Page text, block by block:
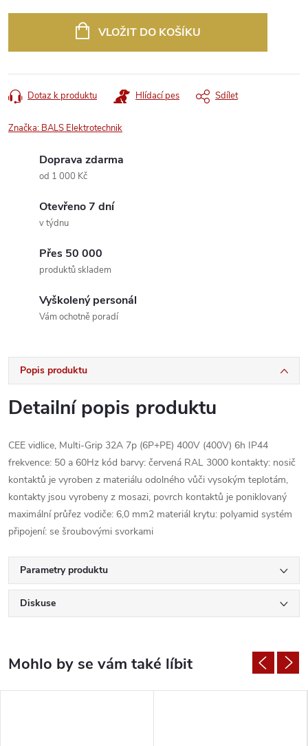
VLOŽIT DO KOŠÍKU
Dotaz k produktu Hlídací pes Sdílet
Značka: BALS Elektrotechnik
Doprava zdarma
od 1 000 Kč
Otevřeno 7 dní
v týdnu
Přes 50 000
produktů skladem
Vyškolený personál
Vám ochotně poradí
Popis produktu
Detailní popis produktu
CEE vidlice, Multi-Grip 32A 7p (6P+PE) 400V (400V) 6h IP44
frekvence: 50 a 60Hz kód barvy: červená RAL 3000 kontakty: nosič
kontaktů je vyroben z materiálu odolného vůči vysokým teplotám,
kontakty jsou vyrobeny z mosazi, povrch kontaktů je poniklovaný
maximální průřez vodiče: 6,0 mm2 materiál krytu: polyamid systém
připojení: se šroubovými svorkami
Parametry produktu
Diskuse